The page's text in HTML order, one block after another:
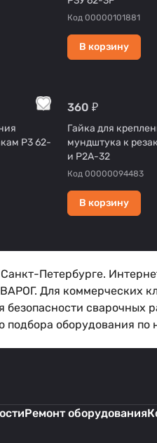
Код 00000101881
В корзину
Р3 62-
360 ₽
Гайка для
мундштука к
и Р2А-32
Код 00000094483
В корзину
Петербурге.
Для коммерческих
безопасности
подбора оборудования
Ремонт оборудования